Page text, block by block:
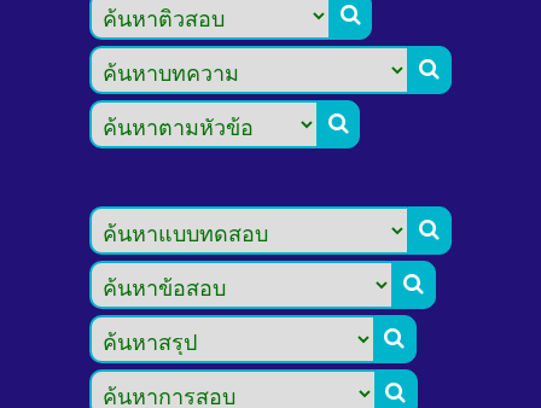






